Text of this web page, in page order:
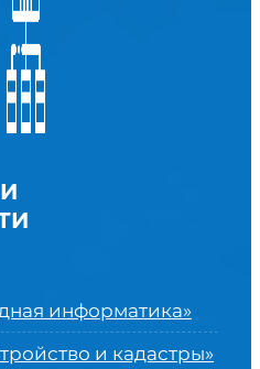
информатика»
и кадастры»